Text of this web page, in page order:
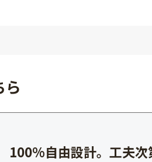
ら
100%自由設計。工夫次